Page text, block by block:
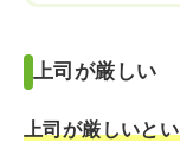
上司が厳しい
上司が厳しいと